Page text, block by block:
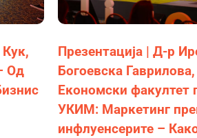
Кук,
Од
Презентација | Д-р
Богоевска Гаврилова,
Економски факултет
УКИМ: Маркетинг
инфлуенсерите –